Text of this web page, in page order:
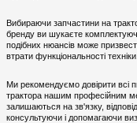
Вибираючи запчастини на
бренду ви шукаєте
подібних нюансів може
втрати функціональності техніки.
Ми рекомендуємо довірити всі
трактора нашим професійним
залишаються на зв'язку,
консультуючи і допомагаючи